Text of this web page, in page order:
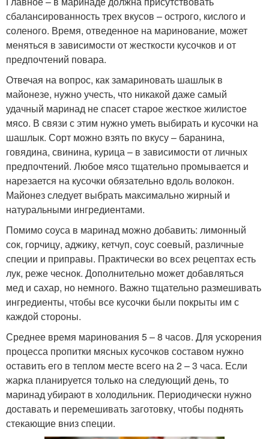
сбалансированность трех вкусов – острого, кислого и
соленого. Время, отведенное на маринование, может
меняться в зависимости от жесткости кусочков и от
предпочтений повара.
Отвечая на вопрос, как замариновать шашлык в
майонезе, нужно учесть, что никакой даже самый
удачный маринад не спасет старое жесткое жилистое
мясо. В связи с этим нужно уметь выбирать и кусочки на
шашлык. Сорт можно взять по вкусу – баранина,
говядина, свинина, курица – в зависимости от личных
предпочтений. Любое мясо тщательно промывается и
нарезается на кусочки обязательно вдоль волокон.
Майонез следует выбрать максимально жирный и
натуральными ингредиентами.
Помимо соуса в маринад можно добавить: лимонный
сок, горчицу, аджику, кетчуп, соус соевый, различные
специи и приправы. Практически во всех рецептах есть
лук, реже чеснок. Дополнительно может добавляться
мед и сахар, но немного. Важно тщательно размешивать
ингредиенты, чтобы все кусочки были покрыты им с
каждой стороны.
Среднее время маринования 5 – 8 часов. Для ускорения
процесса пропитки мясных кусочков составом нужно
оставить его в теплом месте всего на 2 – 3 часа. Если
жарка планируется только на следующий день, то
маринад убирают в холодильник. Периодически нужно
доставать и перемешивать заготовку, чтобы поднять
стекающие вниз специи.